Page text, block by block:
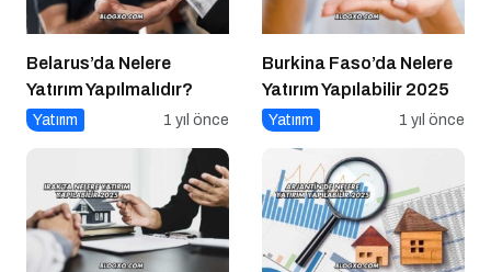
Belarus’da Nelere
Yatırım Yapılmalıdır?
Yatırım 1 yıl önce
Burkina Faso’da Nelere
Yatırım Yapılabilir 2025
Yatırım 1 yıl önce